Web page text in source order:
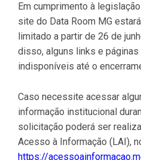
Em cumprimento à
site do Data Room MG
limitado a partir de 26 de
disso, alguns links e páginas
indisponíveis até o
Caso necessite acessar
informação institucional
solicitação poderá ser
Acesso à Informação (LAI),
https://